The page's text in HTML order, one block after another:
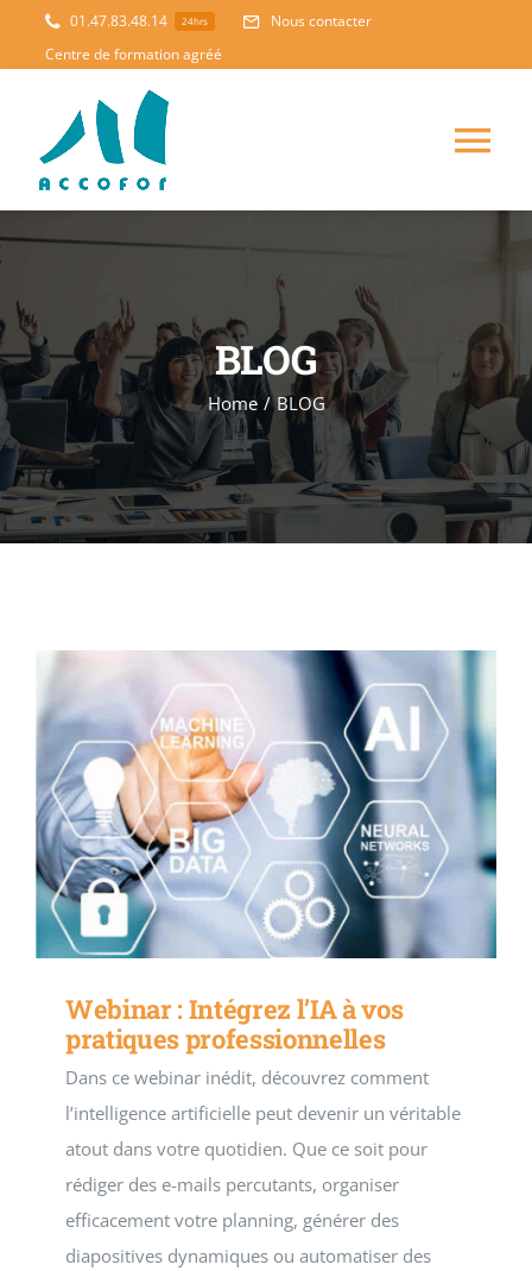
01.47.83.48.14 24hrs
Nous contacter
Centre de formation agréé
ACCUEIL
FORMATION
ACCOMPAGNEMENT
PEDAGOGIE
ACCOFOR
BLOG
Home / BLOG
Webinar : Intégrez l’IA à vos
pratiques professionnelles
Dans ce webinar inédit, découvrez comment
l’intelligence artificielle peut devenir un véritable
atout dans votre quotidien. Que ce soit pour
rédiger des e-mails percutants, organiser
efficacement votre planning, générer des
diapositives dynamiques ou automatiser des